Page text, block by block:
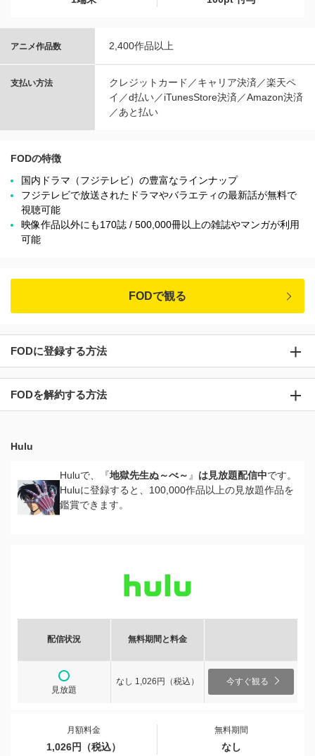
アニメ作品数 2,400作品以上
支払い方法
クレジットカード／キャリア決済／楽天ペ
イ／d払い／iTunesStore決済／Amazon決済
／あと払い
FODの特徴
国内ドラマ（フジテレビ）の豊富なラインナップ
フジテレビで放送されたドラマやバラエティの最新話が無料で
視聴可能
映像作品以外にも170誌 / 500,000冊以上の雑誌やマンガが利用
可能
FODで観る
FODに登録する方法
FODを解約する方法
Hulu
Huluで、『地獄先生ぬ～べ～ 』 は見放題配信中です。
Huluに登録すると、100,000作品以上の見放題作品を
鑑賞できます。
配信状況 無料期間と料金
見放題
なし 1,026円（税込） 今すぐ観る
月額料金
1,026円（税込）
無料期間
なし